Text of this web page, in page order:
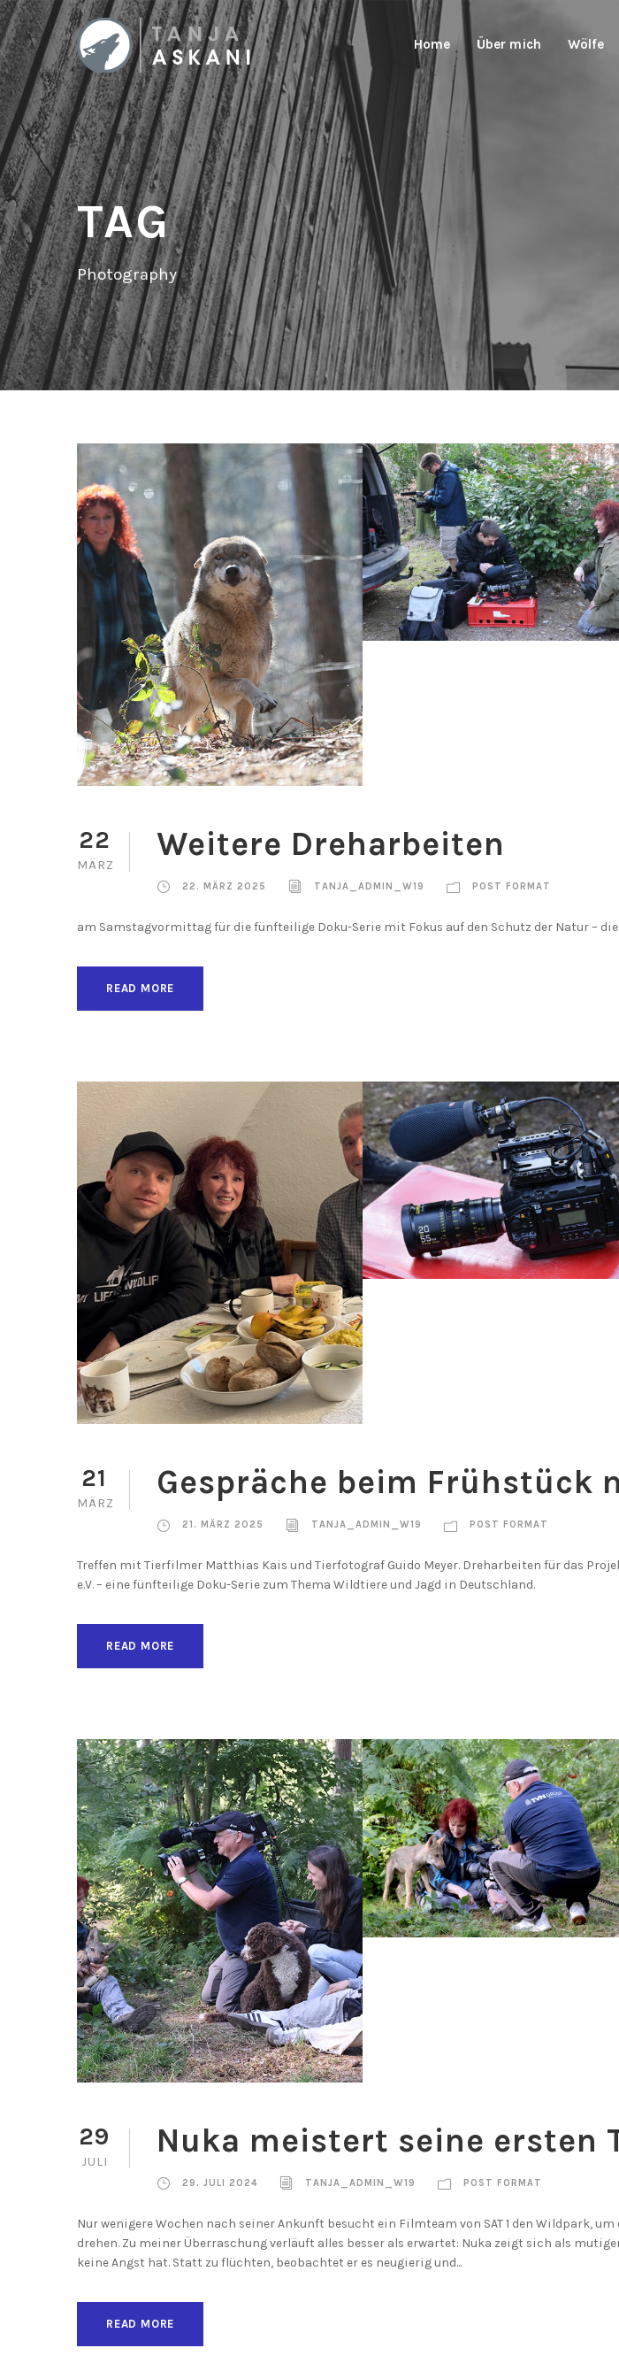
Home Über mich Wölfe
TAG
Photography
22
MÄRZ
Weitere Dreharbeiten
22. MÄRZ 2025 TANJA_ADMIN_W19 POST FORMAT
am Samstagvormittag für die fünfteilige Doku-Serie mit Fokus auf den Schutz der Natur –
READ MORE
21
MÄRZ
Gespräche beim Frühstück
21. MÄRZ 2025 TANJA_ADMIN_W19 POST FORMAT
Treffen mit Tierfilmer Matthias Kais und Tierfotograf Guido Meyer. Dreharbeiten für das
e.V. – eine fünfteilige Doku-Serie zum Thema Wildtiere und Jagd in Deutschland.
READ MORE
29
JULI
Nuka meistert seine ersten
29. JULI 2024 TANJA_ADMIN_W19 POST FORMAT
Nur wenigere Wochen nach seiner Ankunft besucht ein Filmteam von SAT 1 den Wildpark,
drehen. Zu meiner Überraschung verläuft alles besser als erwartet: Nuka zeigt sich als
keine Angst hat. Statt zu flüchten, beobachtet er es neugierig und...
READ MORE